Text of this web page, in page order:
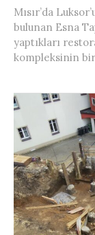
Mısır’da
bulunan Esna
yaptıkları
kompleksinin